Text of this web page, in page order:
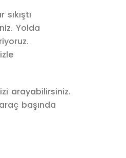
Yolda
arayabilirsiniz.
başında